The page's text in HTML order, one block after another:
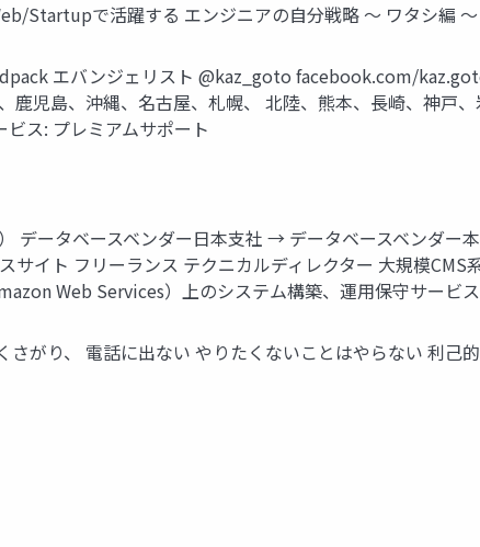
Startupで活躍する エンジニアの自分戦略 〜 ワタシ編
エバンジェリスト @kaz_goto facebook.com/
鹿児島、沖縄、名古屋、札幌、 北陸、熊本、長崎、神戸
ス: プレミアムサポート
ータベースベンダー日本支社 → データベースベンダー
イト フリーランス テクニカルディレクター 大規模CMS
Web Services）上のシステム構築、運用保守サービ
がり、 電話に出ない やりたくないことはやらない 利己